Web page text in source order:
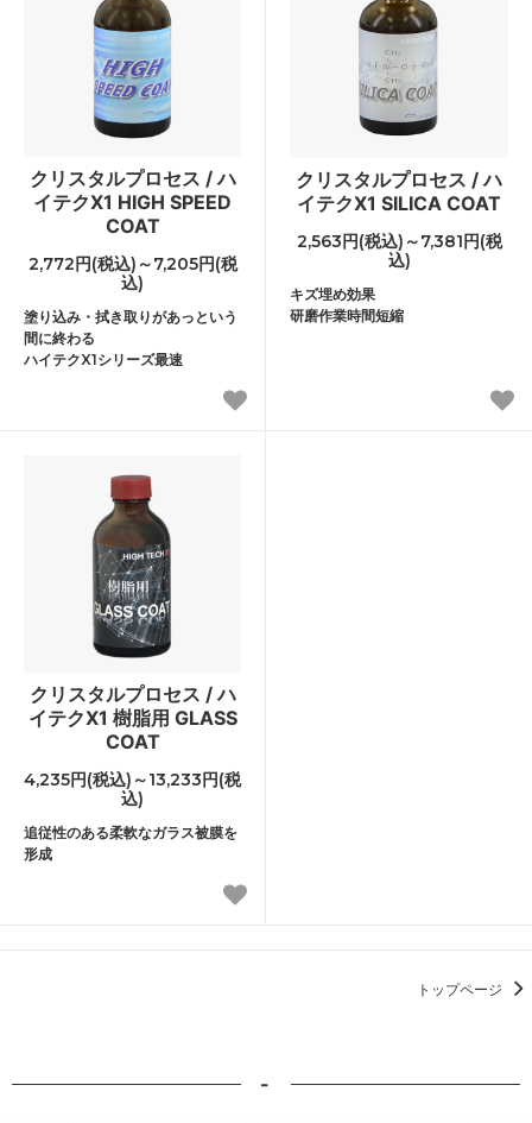
クリスタルプロセス / ハ
イテクX1 HIGH SPEED
COAT
2,772円(税込)～7,205円(税
込)
塗り込み・拭き取りがあっという
間に終わる
ハイテクX1シリーズ最速
クリスタルプロセス / ハ
イテクX1 SILICA COAT
2,563円(税込)～7,381円(税
込)
キズ埋め効果
研磨作業時間短縮
クリスタルプロセス / ハ
イテクX1 樹脂用 GLASS
COAT
4,235円(税込)～13,233円(税
込)
追従性のある柔軟なガラス被膜を
形成
トップページ
-